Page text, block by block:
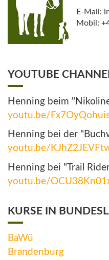
E-Mail:
Mobil:
YOUTUBE
Henning beim
youtu.be/
Henning bei der
youtu.be/
Henning bei "Trail
youtu.be/
KURSE IN
BaWü
Brandenburg